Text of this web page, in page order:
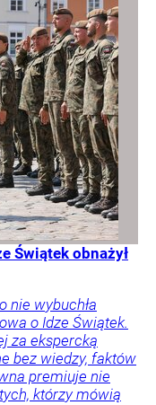
Świątek obnażył
nie wybuchła
o Idze Świątek.
za ekspercką
bez wiedzy, faktów
premiuje nie
którzy mówią